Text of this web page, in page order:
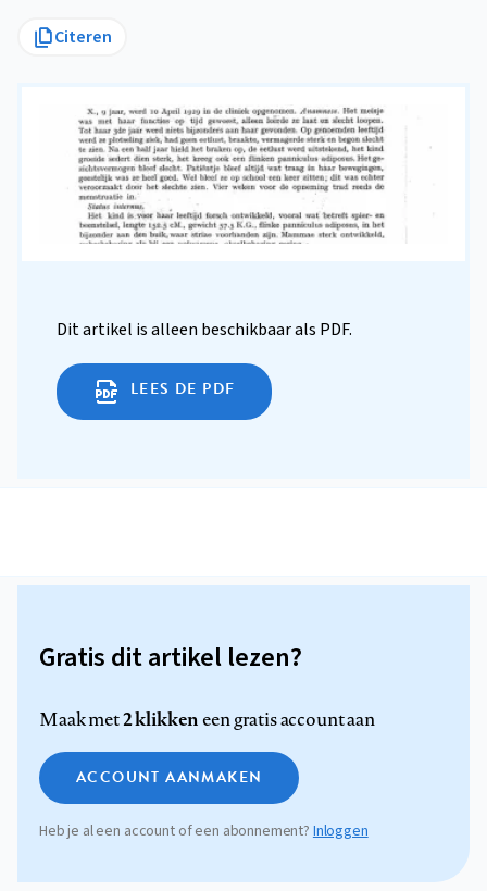
Citeren
Dit artikel is alleen beschikbaar als PDF.
LEES DE PDF
Gratis dit artikel lezen?
Maak met2 klikkeneen gratis account aan
ACCOUNT AANMAKEN
Heb je al een account of een abonnement? Inloggen